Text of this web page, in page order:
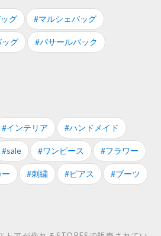
グ #マルシェバッグ
グ #パサールバック
#インテリア #ハンドメイド
#sale #ワンピース #フラワー
#刺繍 #ピアス #ブーツ